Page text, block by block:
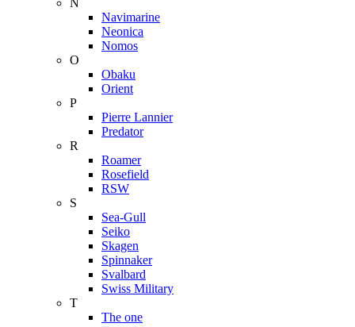
N
Navimarine
Neonica
Nomos
O
Obaku
Orient
P
Pierre Lannier
Predator
R
Roamer
Rosefield
RSW
S
Sea-Gull
Seiko
Skagen
Spinnaker
Svalbard
Swiss Military
T
The one